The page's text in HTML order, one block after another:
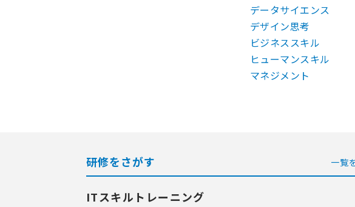
データサイエンス
デザイン思考
ビジネススキル
ヒューマンスキル
マネジメント
研修をさがす 一覧
ITスキルトレーニング